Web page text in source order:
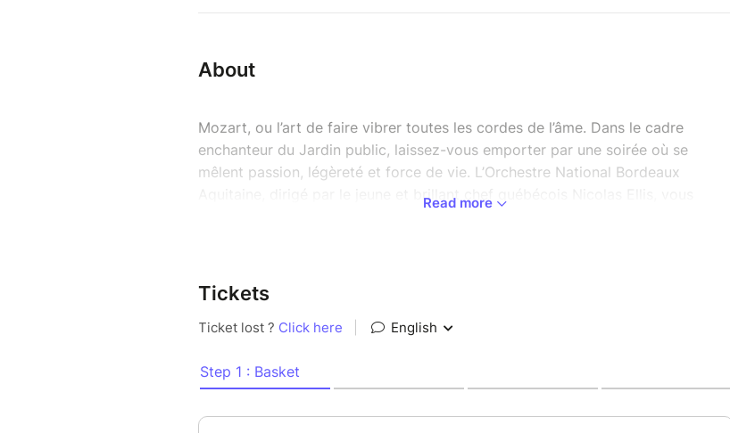
About
Mozart, ou l’art de faire vibrer toutes les cordes de l’âme. Dans le cadre
enchanteur du Jardin public, laissez-vous emporter par une soirée où se
mêlent passion, légèreté et force de vie. L’Orchestre National Bordeaux
Aquitaine, dirigé par le jeune et brillant chef québécois Nicolas Ellis, vous
Scènes d’amour, de jalousie, de tromperie et de réconciliation s’enchaîneront
dans une effervescence envoûtante, portées par cinq chanteuses et chanteurs
de la jeune génération. Présentée par Saskia De Ville, grande voix de la radio,
musique de Mozart démontrera encore son pouvoir éternel.
Une soirée en plein air, gratuite et ouverte à toutes et à tous, pour redécouvrir
Read more
Tickets